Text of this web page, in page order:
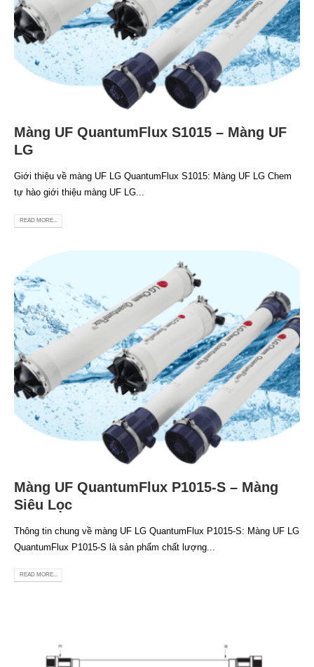
Màng UF QuantumFlux S1015 – Màng UF
LG
Giới thiệu về màng UF LG QuantumFlux S1015: Màng UF LG Chem
tự hào giới thiệu màng UF LG...
READ MORE...
Màng UF QuantumFlux P1015-S – Màng
Siêu Lọc
Thông tin chung về màng UF LG QuantumFlux P1015-S: Màng UF LG
QuantumFlux P1015-S là sản phẩm chất lượng...
READ MORE...